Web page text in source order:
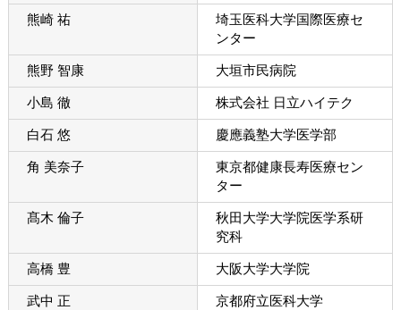
熊崎 祐
埼玉医科大学国際医療セ
ンター
熊野 智康 大垣市民病院
小島 徹 株式会社 日立ハイテク
白石 悠 慶應義塾大学医学部
角 美奈子
東京都健康長寿医療セン
ター
髙木 倫子
秋田大学大学院医学系研
究科
高橋 豊 大阪大学大学院
武中 正 京都府立医科大学